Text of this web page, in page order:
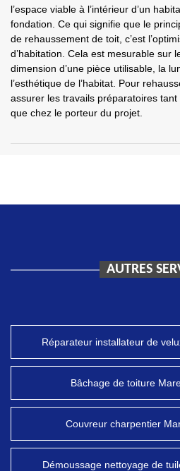
l’espace viable à l’intérieur d’un
fondation. Ce qui signifie que le
de rehaussement de toit, c’est
d’habitation. Cela est mesurable sur
dimension d’une pièce utilisable, la
l’esthétique de l’habitat. Pour
assurer les travails préparatoires
que chez le porteur du projet.
AUTRES
Réparateur installateur de
Bâchage de toiture
Couvreur charpentier
Démoussage nettoyage de